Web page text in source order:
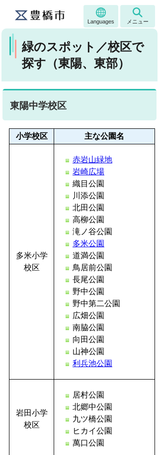
Languages メニュー
緑のスポット／校区で
探す（東陽、東部）
東陽中学校区
小学校区 主な公園名
多米小学
校区
赤岩山緑地
岩崎広場
織目公園
川添公園
北田公園
高柳公園
滝ノ谷公園
多米公園
道満公園
鳥居前公園
長尾公園
野中公園
野中第二公園
広畑公園
南脇公園
向田公園
山神公園
利兵池公園
岩田小学
校区
居村公園
北郷中公園
九ツ橋公園
ヒカイ公園
萬口公園